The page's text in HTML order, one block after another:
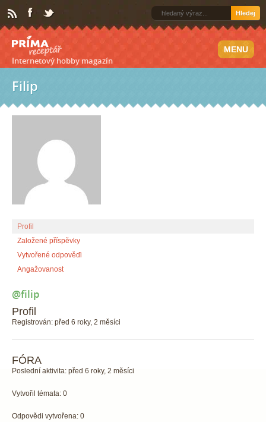
Hledej
Internetový hobby magazín
MENU
Filip
Profil
Založené příspěvky
Vytvořené odpověďi
Angažovanost
@filip
Profil
Registrován: před 6 roky, 2 měsíci
FÓRA
Poslední aktivita: před 6 roky, 2 měsíci
Vytvořil témata: 0
Odpovědi vytvořena: 0